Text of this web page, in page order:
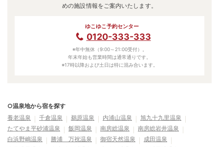
めの施設情報をご案内いたします。
ゆこゆこ予約センター
0120-333-333
※年中無休（9:00～21:00受付）。
年末年始も営業時間は通常通りです。
※17時以降および土日は特に混み合います。
○温泉地から宿を探す
養老温泉
千倉温泉 鵜原温泉 内浦山温泉
旭九十九里温泉
たてやま平砂浦温泉
飯岡温泉 南房総温泉
南房総岩井温泉
白浜野嶋温泉
勝浦 万祝温泉 御宿天然温泉
成田温泉